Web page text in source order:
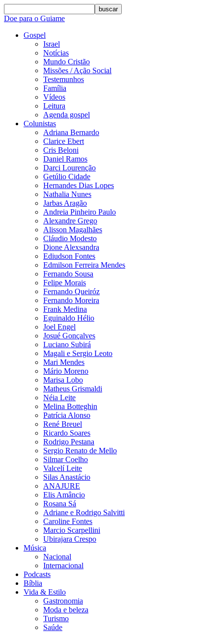
buscar
Doe para o Guiame
Gospel
Israel
Notícias
Mundo Cristão
Missões / Ação Social
Testemunhos
Família
Vídeos
Leitura
Agenda gospel
Colunistas
Adriana Bernardo
Clarice Ebert
Cris Beloni
Daniel Ramos
Darci Lourenção
Getúlio Cidade
Hernandes Dias Lopes
Nathalia Nunes
Jarbas Aragão
Andreia Pinheiro Paulo
Alexandre Grego
Alisson Magalhães
Cláudio Modesto
Dione Alexsandra
Ediudson Fontes
Edmilson Ferreira Mendes
Fernando Sousa
Felipe Morais
Fernando Queiróz
Fernando Moreira
Frank Medina
Eguinaldo Hélio
Joel Engel
Josué Gonçalves
Luciano Subirá
Magali e Sergio Leoto
Mari Mendes
Mário Moreno
Marisa Lobo
Matheus Grismaldi
Néia Leite
Melina Botteghin
Patrícia Alonso
René Breuel
Ricardo Soares
Rodrigo Pestana
Sergio Renato de Mello
Silmar Coelho
Valcelí Leite
Silas Anastácio
ANAJURE
Elis Amâncio
Rosana Sá
Adriane e Rodrigo Salvitti
Caroline Fontes
Marcio Scarpellini
Ubirajara Crespo
Música
Nacional
Internacional
Podcasts
Bíblia
Vida & Estilo
Gastronomia
Moda e beleza
Turismo
Saúde